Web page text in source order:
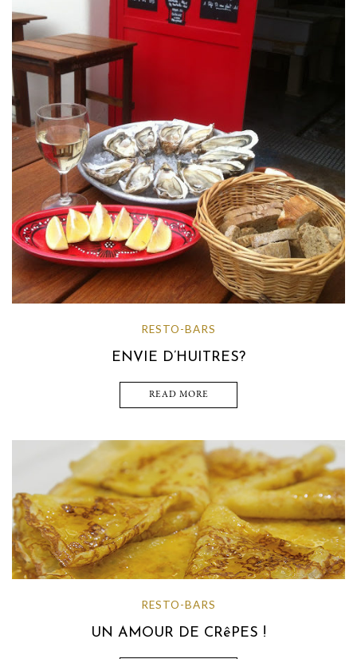
RESTO-BARS
ENVIE D’HUITRES?
READ MORE
RESTO-BARS
UN AMOUR DE CRêPES !